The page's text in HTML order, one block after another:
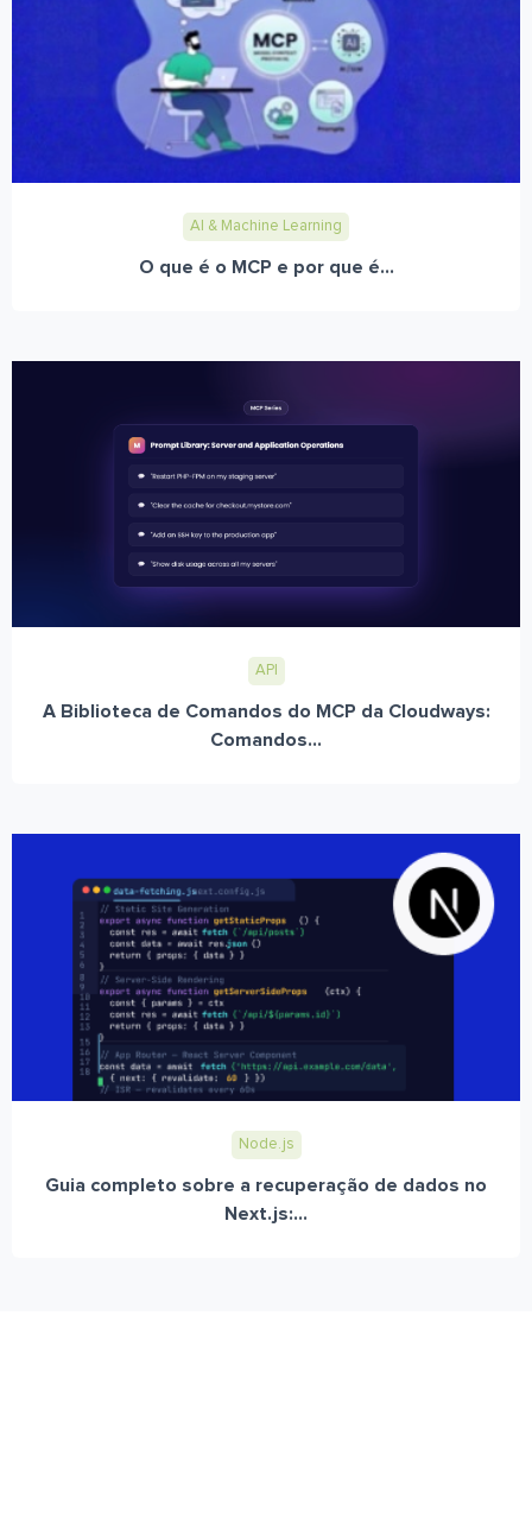
AI & Machine Learning
O que é o MCP e por que é...
API
A Biblioteca de Comandos do MCP da Cloudways:
Comandos...
Node.js
Guia completo sobre a recuperação de dados no
Next.js:...